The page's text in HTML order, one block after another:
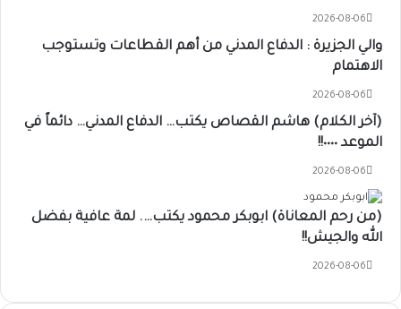
2026-08-06
والي الجزيرة : الدفاع المدني من أهم القطاعات وتستوجب
الاهتمام
2026-08-06
(آخر الكلام) هاشم القصاص يكتب… الدفاع المدني… دائماً في
الموعد ٠٠٠٠!!
2026-08-06
(من رحم المعاناة) ابوبكر محمود يكتب…. لمة عافية بفضل
الله والجيش!!
2026-08-06